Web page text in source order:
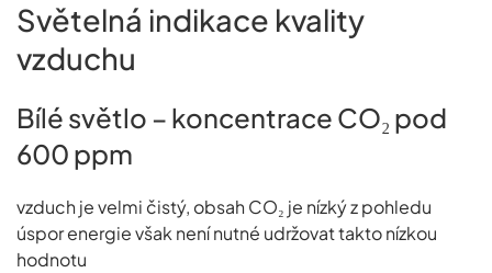
Světelná indikace kvality
vzduchu
Bílé světlo – koncentrace CO₂ pod
600 ppm
vzduch je velmi čistý, obsah CO₂ je nízký z pohledu
úspor energie však není nutné udržovat takto nízkou
hodnotu